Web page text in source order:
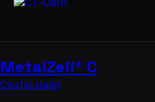
Przejdź
MetalZell® C
Czytaj dalej